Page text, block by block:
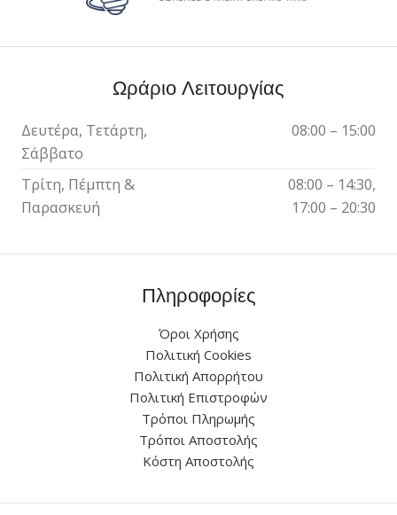
Ωράριο Λειτουργίας
Δευτέρα, Τετάρτη,
Σάββατο
08:00 – 15:00
Τρίτη, Πέμπτη &
Παρασκευή
08:00 – 14:30,
17:00 – 20:30
Πληροφορίες
Όροι Χρήσης
Πολιτική Cookies
Πολιτική Απορρήτου
Πολιτική Επιστροφών
Τρόποι Πληρωμής
Τρόποι Αποστολής
Κόστη Αποστολής